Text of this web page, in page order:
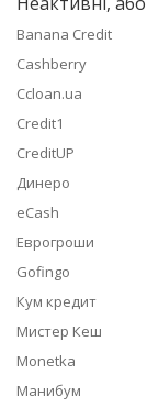
Banana Credit
Cashberry
Ccloan.ua
Credit1
CreditUP
Динеро
eCash
Еврогроши
Gofingo
Кум кредит
Мистер Кеш
Monetka
Манибум